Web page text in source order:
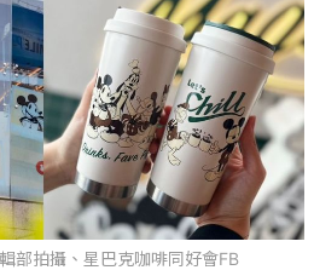
部拍攝、星巴克咖啡同好會FB